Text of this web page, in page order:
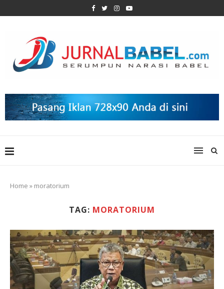
Home » moratorium
TAG: MORATORIUM